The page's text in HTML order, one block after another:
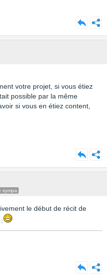
votre projet, si vous étiez
possible par la même
si vous en étiez content,
sympa
le début de récit de